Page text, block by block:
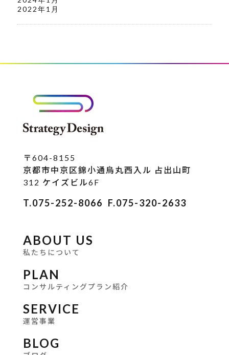
2022年1月
〒604-8155
京都市中京区錦小通烏丸西入ル 占出山町
312 ケイズビル6F
T.075-252-8066 F.075-320-2633
ABOUT US
私たちについて
PLAN
コンサルティングプラン紹介
SERVICE
運営事業
BLOG